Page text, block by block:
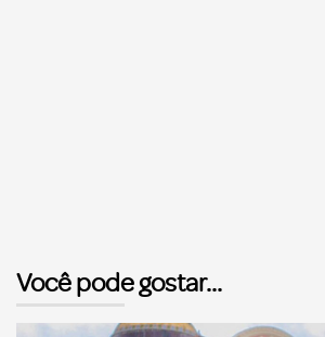
Você pode gostar...